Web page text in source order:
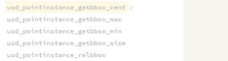
usd_pointinstance_getbbox_center
usd_pointinstance_getbbox_max
usd_pointinstance_getbbox_min
usd_pointinstance_getbbox_size
usd_pointinstance_relbbox